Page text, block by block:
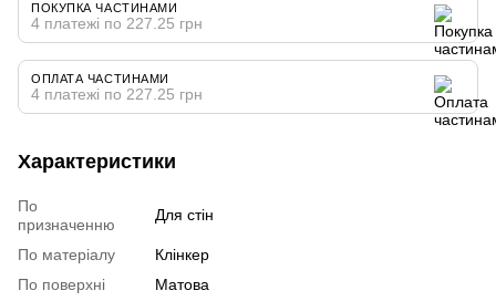
ПОКУПКА ЧАСТИНАМИ
4 платежі по 227.25 грн
ОПЛАТА ЧАСТИНАМИ
4 платежі по 227.25 грн
Характеристики
По
призначенню
Для стін
По матеріалу
Клінкер
По поверхні
Матова